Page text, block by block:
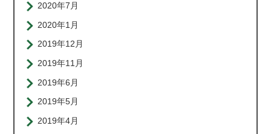
2020年7月
2020年1月
2019年12月
2019年11月
2019年6月
2019年5月
2019年4月